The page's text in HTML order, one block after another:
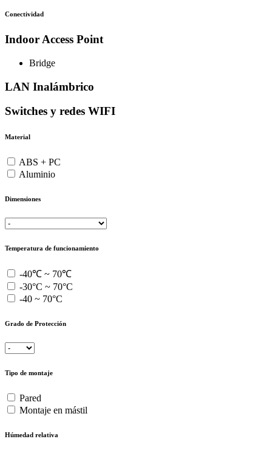
Conectividad
Indoor Access Point
Bridge
LAN Inalámbrico
Switches y redes WIFI
Material
ABS + PC
Aluminio
Dimensiones
Temperatura de funcionamiento
-40℃ ~ 70℃
-30°C ~ 70°C
-40 ~ 70°C
Grado de Protección
Tipo de montaje
Pared
Montaje en mástil
Húmedad relativa